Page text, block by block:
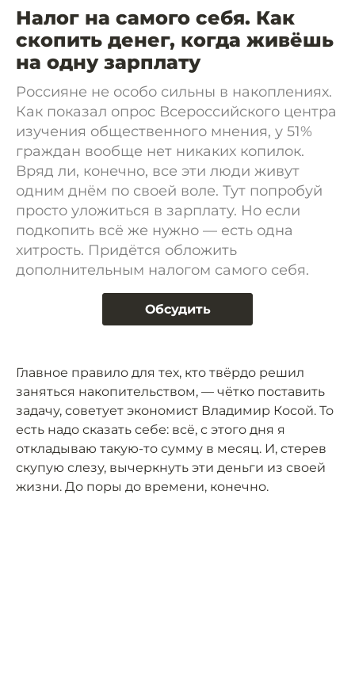
Налог на самого себя. Как
скопить денег, когда живёшь
на одну зарплату
Россияне не особо сильны в накоплениях.
Как показал опрос Всероссийского центра
изучения общественного мнения, у 51%
граждан вообще нет никаких копилок.
Вряд ли, конечно, все эти люди живут
одним днём по своей воле. Тут попробуй
просто уложиться в зарплату. Но если
подкопить всё же нужно — есть одна
хитрость. Придётся обложить
дополнительным налогом самого себя.
Обсудить
Главное правило для тех, кто твёрдо решил
заняться накопительством, — чётко поставить
задачу, советует экономист Владимир Косой. То
есть надо сказать себе: всё, с этого дня я
откладываю такую-то сумму в месяц. И, стерев
скупую слезу, вычеркнуть эти деньги из своей
жизни. До поры до времени, конечно.